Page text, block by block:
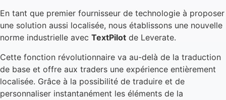
En tant que premier fournisseur de technologie à proposer
une solution aussi localisée, nous établissons une nouvelle
norme industrielle avec TextPilot de Leverate.
Cette fonction révolutionnaire va au-delà de la traduction
de base et offre aux traders une expérience entièrement
localisée. Grâce à la possibilité de traduire et de
personnaliser instantanément les éléments de la